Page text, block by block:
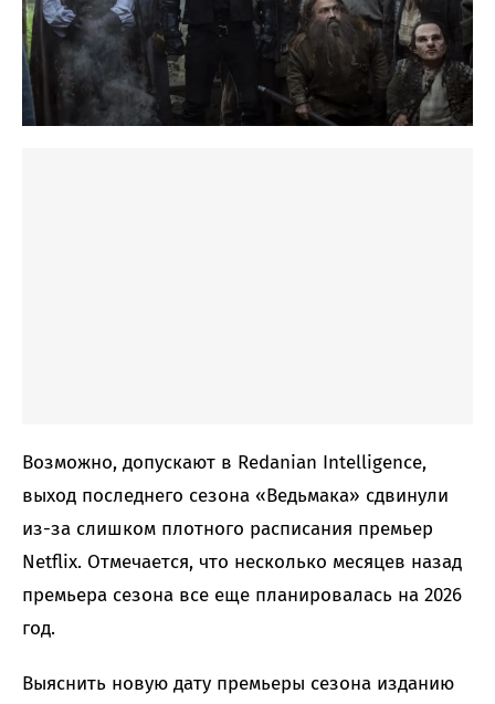
Возможно, допускают в Redanian Intelligence,
выход последнего сезона «Ведьмака» сдвинули
из-за слишком плотного расписания премьер
Netflix. Отмечается, что несколько месяцев назад
премьера сезона все еще планировалась на 2026
год.
Выяснить новую дату премьеры сезона изданию